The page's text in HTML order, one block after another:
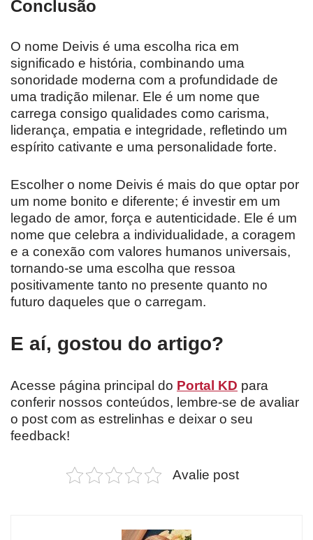
Conclusão
O nome Deivis é uma escolha rica em
significado e história, combinando uma
sonoridade moderna com a profundidade de
uma tradição milenar. Ele é um nome que
carrega consigo qualidades como carisma,
liderança, empatia e integridade, refletindo um
espírito cativante e uma personalidade forte.
Escolher o nome Deivis é mais do que optar por
um nome bonito e diferente; é investir em um
legado de amor, força e autenticidade. Ele é um
nome que celebra a individualidade, a coragem
e a conexão com valores humanos universais,
tornando-se uma escolha que ressoa
positivamente tanto no presente quanto no
futuro daqueles que o carregam.
E aí, gostou do artigo?
Acesse página principal do Portal KD para
conferir nossos conteúdos, lembre-se de avaliar
o post com as estrelinhas e deixar o seu
feedback!
Avalie post